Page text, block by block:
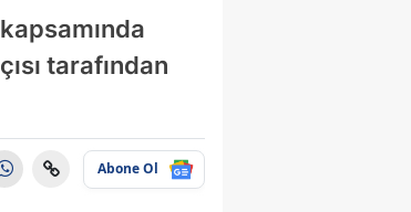
tarafından
Abone Ol